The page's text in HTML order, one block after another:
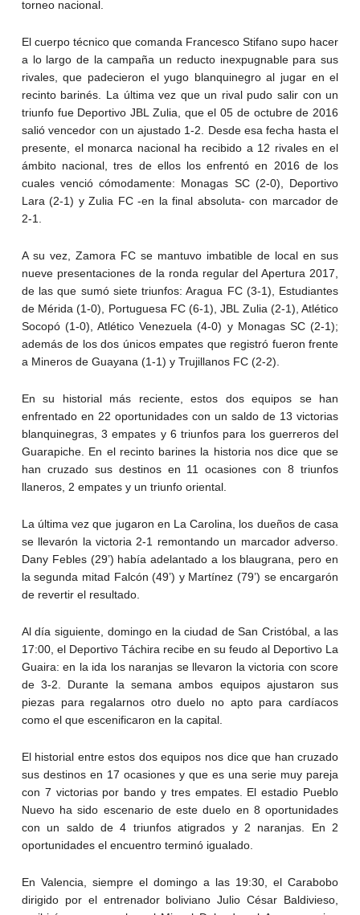
torneo nacional.
El cuerpo técnico que comanda Francesco Stifano supo hacer
a lo largo de la campaña un reducto inexpugnable para sus
rivales, que padecieron el yugo blanquinegro al jugar en el
recinto barinés. La última vez que un rival pudo salir con un
triunfo fue Deportivo JBL Zulia, que el 05 de octubre de 2016
salió vencedor con un ajustado 1-2. Desde esa fecha hasta el
presente, el monarca nacional ha recibido a 12 rivales en el
ámbito nacional, tres de ellos los enfrentó en 2016 de los
cuales venció cómodamente: Monagas SC (2-0), Deportivo
Lara (2-1) y Zulia FC -en la final absoluta- con marcador de
2-1.
A su vez, Zamora FC se mantuvo imbatible de local en sus
nueve presentaciones de la ronda regular del Apertura 2017,
de las que sumó siete triunfos: Aragua FC (3-1), Estudiantes
de Mérida (1-0), Portuguesa FC (6-1), JBL Zulia (2-1), Atlético
Socopó (1-0), Atlético Venezuela (4-0) y Monagas SC (2-1);
además de los dos únicos empates que registró fueron frente
a Mineros de Guayana (1-1) y Trujillanos FC (2-2).
En su historial más reciente, estos dos equipos se han
enfrentado en 22 oportunidades con un saldo de 13 victorias
blanquinegras, 3 empates y 6 triunfos para los guerreros del
Guarapiche. En el recinto barines la historia nos dice que se
han cruzado sus destinos en 11 ocasiones con 8 triunfos
llaneros, 2 empates y un triunfo oriental.
La última vez que jugaron en La Carolina, los dueños de casa
se llevarón la victoria 2-1 remontando un marcador adverso.
Dany Febles (29’) había adelantado a los blaugrana, pero en
la segunda mitad Falcón (49’) y Martínez (79’) se encargarón
de revertir el resultado.
Al día siguiente, domingo en la ciudad de San Cristóbal, a las
17:00, el Deportivo Táchira recibe en su feudo al Deportivo La
Guaira: en la ida los naranjas se llevaron la victoria con score
de 3-2. Durante la semana ambos equipos ajustaron sus
piezas para regalarnos otro duelo no apto para cardíacos
como el que escenificaron en la capital.
El historial entre estos dos equipos nos dice que han cruzado
sus destinos en 17 ocasiones y que es una serie muy pareja
con 7 victorias por bando y tres empates. El estadio Pueblo
Nuevo ha sido escenario de este duelo en 8 oportunidades
con un saldo de 4 triunfos atigrados y 2 naranjas. En 2
oportunidades el encuentro terminó igualado.
En Valencia, siempre el domingo a las 19:30, el Carabobo
dirigido por el entrenador boliviano Julio César Baldivieso,